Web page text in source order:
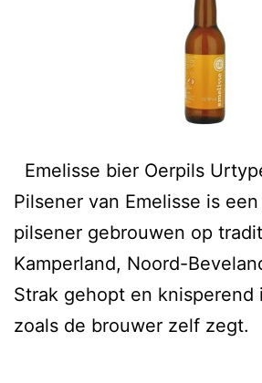
Emelisse bier Oerpils
Pilsener van Emelisse is
pilsener gebrouwen op
Kamperland, Noord-
Strak gehopt en knisperend
zoals de brouwer zelf zegt.